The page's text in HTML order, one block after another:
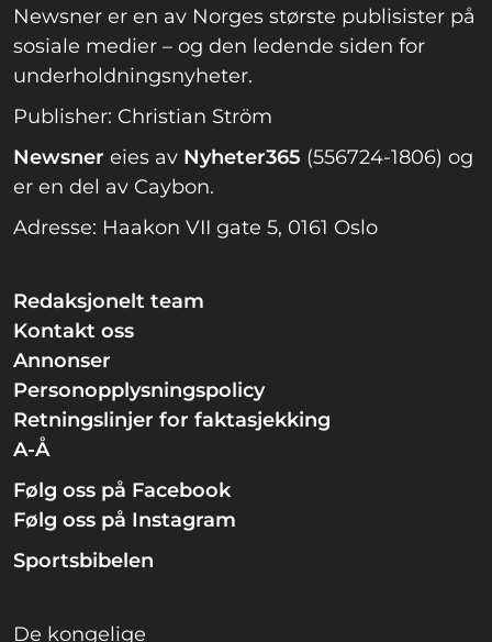
Newsner er en av Norges største publisister på
sosiale medier – og den ledende siden for
underholdningsnyheter.
Publisher: Christian Ström
Newsner eies av Nyheter365 (556724-1806) og
er en del av Caybon.
Adresse: Haakon VII gate 5, 0161 Oslo
Redaksjonelt team
Kontakt oss
Annonser
Personopplysningspolicy
Retningslinjer for faktasjekking
A-Å
Følg oss på Facebook
Følg oss på Instagram
Sportsbibelen
De kongelige